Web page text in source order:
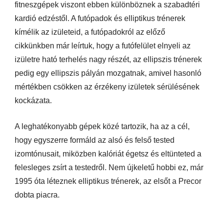
fitneszgépek viszont ebben különböznek a szabadtéri
kardió edzéstől. A futópadok és elliptikus trénerek
kímélik az izületeid, a futópadokról az előző
cikkünkben már leírtuk, hogy a futófelület elnyeli az
izületre ható terhelés nagy részét, az ellipszis trénerek
pedig egy ellipszis pályán mozgatnak, amivel hasonló
mértékben csökken az érzékeny izületek sérülésének
kockázata.
A leghatékonyabb gépek közé tartozik, ha az a cél,
hogy egyszerre formáld az alsó és felső tested
izomtónusait, miközben kalóriát égetsz és eltünteted a
felesleges zsírt a testedről. Nem újkeletű hobbi ez, már
1995 óta léteznek elliptikus trénerek, az elsőt a Precor
dobta piacra.